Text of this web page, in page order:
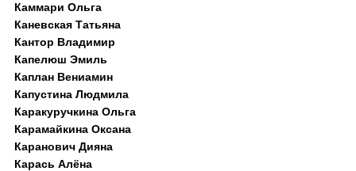
Каммари Ольга
Каневская Татьяна
Кантор Владимир
Капелюш Эмиль
Каплан Вениамин
Капустина Людмила
Каракуручкина Ольга
Карамайкина Оксана
Каранович Дияна
Карась Алёна